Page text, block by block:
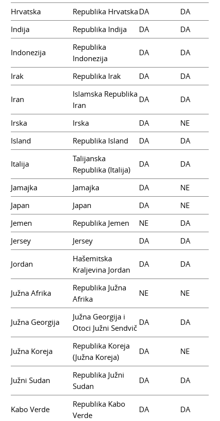
Hrvatska
Republika HrvatskaDA
DA
Indija
Republika Indija DA DA
Indonezija
Republika
Indonezija
DA DA
Irak Republika Irak DA DA
Iran
Islamska Republika
Iran
DA DA
Irska Irska DA
NE
Island
Republika Island DA DA
Italija
Talijanska
Republika (Italija)
DA DA
Jamajka Jamajka DA
NE
Japan
Japan DA
NE
Jemen
Republika Jemen NE
DA
Jersey
Jersey DA DA
Jordan
Hašemitska
Kraljevina Jordan
DA DA
Južna Afrika
Republika Južna
Afrika
NE NE
Južna Georgija
Južna Georgija i
Otoci Južni Sendvič
DA DA
Južna Koreja
Republika Koreja
(Južna Koreja)
DA NE
Južni Sudan
Republika Južni
Sudan
DA DA
Kabo Verde
Republika Kabo
Verde
DA DA